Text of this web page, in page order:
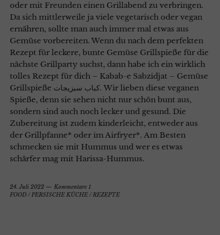
oder mit Freunden einen Grillabend zu verbringen.
Da sich mittlerweile ja viele vegetarisch oder vegan
ernähren, sollte man auch immer mal etwas aus
Gemüse vorbereiten. Wenn du nach dem perfekten
Rezept für leckere, bunte Gemüse Grillspieße für die
nächste Grillparty suchst, dann habe ich ein wirklich
tolles Rezept für dich – Kabab-e Sabzidjat – Gemüse
Grillspieße کباب سبزیجات. Wir lieben diese veganen
Spieße, denn sie sehen nicht nur schön bunt aus,
sondern sind auch noch lecker und gesund. Die
Zubereitung ist zudem kinderleicht, entweder aus
der Grillpfanne* oder im Airfryer*. Am Besten
schmecken sie mit Hummus und wer es etwas
schärfer mag mit Harissa-Hummus.
24. Juli 2022
Kommentare 1
FOOD /PERSISCHE KÜCHE /REZEPTE